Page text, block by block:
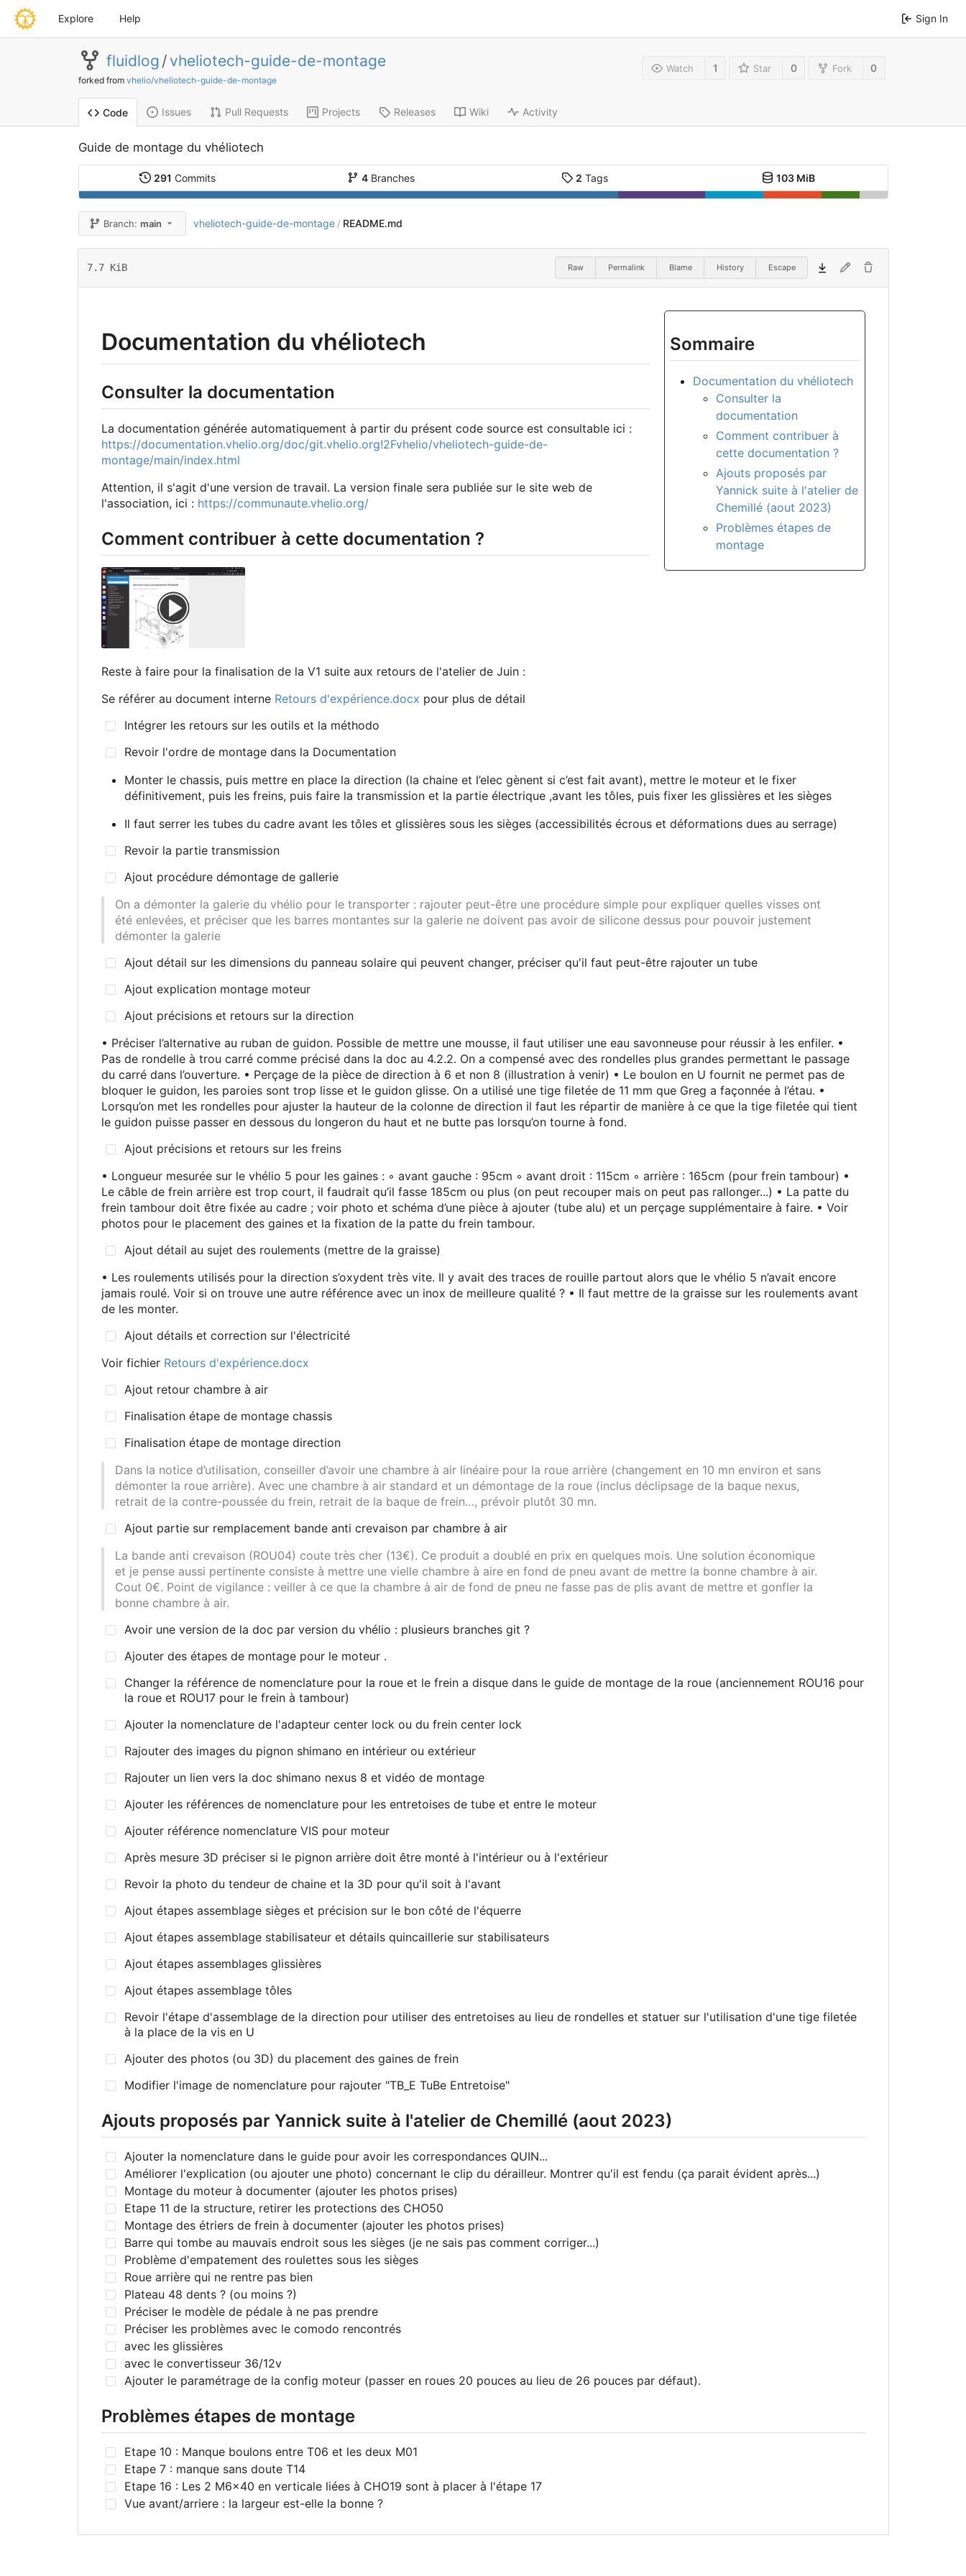
Explore Help Sign In
fluidlog / vheliotech-guide-de-montage
forked from vhelio/vheliotech-guide-de-montage
Watch 1 Star 0 Fork 0
Code Issues Pull Requests Projects Releases Wiki Activity
Guide de montage du vhéliotech
291 Commits 4 Branches 2 Tags 103 MiB
Branch:main vheliotech-guide-de-montage / README.md
7.7 KiB Raw Permalink Blame History Escape
Sommaire
Documentation du vhéliotech
Consulter la
documentation
Comment contribuer à
cette documentation ?
Ajouts proposés par
Yannick suite à l'atelier de
Chemillé (aout 2023)
Problèmes étapes de
montage
Documentation du vhéliotech
Consulter la documentation
La documentation générée automatiquement à partir du présent code source est consultable ici :
https://documentation.vhelio.org/doc/git.vhelio.org!2Fvhelio/vheliotech-guide-de-
montage/main/index.html
Attention, il s'agit d'une version de travail. La version finale sera publiée sur le site web de
l'association, ici : https://communaute.vhelio.org/
Comment contribuer à cette documentation ?
Reste à faire pour la finalisation de la V1 suite aux retours de l'atelier de Juin :
Se référer au document interne Retours d'expérience.docx pour plus de détail
Intégrer les retours sur les outils et la méthodo
Revoir l'ordre de montage dans la Documentation
Monter le chassis, puis mettre en place la direction (la chaine et l’elec gènent si c’est fait avant), mettre le moteur et le fixer
définitivement, puis les freins, puis faire la transmission et la partie électrique ,avant les tôles, puis fixer les glissières et les sièges
Il faut serrer les tubes du cadre avant les tôles et glissières sous les sièges (accessibilités écrous et déformations dues au serrage)
Revoir la partie transmission
Ajout procédure démontage de gallerie
On a démonter la galerie du vhélio pour le transporter : rajouter peut-être une procédure simple pour expliquer quelles visses ont
été enlevées, et préciser que les barres montantes sur la galerie ne doivent pas avoir de silicone dessus pour pouvoir justement
démonter la galerie
Ajout détail sur les dimensions du panneau solaire qui peuvent changer, préciser qu'il faut peut-être rajouter un tube
Ajout explication montage moteur
Ajout précisions et retours sur la direction
• Préciser l’alternative au ruban de guidon. Possible de mettre une mousse, il faut utiliser une eau savonneuse pour réussir à les enfiler. •
Pas de rondelle à trou carré comme précisé dans la doc au 4.2.2. On a compensé avec des rondelles plus grandes permettant le passage
du carré dans l’ouverture. • Perçage de la pièce de direction à 6 et non 8 (illustration à venir) • Le boulon en U fournit ne permet pas de
bloquer le guidon, les paroies sont trop lisse et le guidon glisse. On a utilisé une tige filetée de 11 mm que Greg a façonnée à l’étau. •
Lorsqu’on met les rondelles pour ajuster la hauteur de la colonne de direction il faut les répartir de manière à ce que la tige filetée qui tient
le guidon puisse passer en dessous du longeron du haut et ne butte pas lorsqu’on tourne à fond.
Ajout précisions et retours sur les freins
• Longueur mesurée sur le vhélio 5 pour les gaines : ◦ avant gauche : 95cm ◦ avant droit : 115cm ◦ arrière : 165cm (pour frein tambour) •
Le câble de frein arrière est trop court, il faudrait qu’il fasse 185cm ou plus (on peut recouper mais on peut pas rallonger...) • La patte du
frein tambour doit être fixée au cadre ; voir photo et schéma d’une pièce à ajouter (tube alu) et un perçage supplémentaire à faire. • Voir
photos pour le placement des gaines et la fixation de la patte du frein tambour.
Ajout détail au sujet des roulements (mettre de la graisse)
• Les roulements utilisés pour la direction s’oxydent très vite. Il y avait des traces de rouille partout alors que le vhélio 5 n’avait encore
jamais roulé. Voir si on trouve une autre référence avec un inox de meilleure qualité ? • Il faut mettre de la graisse sur les roulements avant
de les monter.
Ajout détails et correction sur l'électricité
Voir fichier Retours d'expérience.docx
Ajout retour chambre à air
Finalisation étape de montage chassis
Finalisation étape de montage direction
Dans la notice d’utilisation, conseiller d’avoir une chambre à air linéaire pour la roue arrière (changement en 10 mn environ et sans
démonter la roue arrière). Avec une chambre à air standard et un démontage de la roue (inclus déclipsage de la baque nexus,
retrait de la contre-poussée du frein, retrait de la baque de frein…, prévoir plutôt 30 mn.
Ajout partie sur remplacement bande anti crevaison par chambre à air
La bande anti crevaison (ROU04) coute très cher (13€). Ce produit a doublé en prix en quelques mois. Une solution économique
et je pense aussi pertinente consiste à mettre une vielle chambre à aire en fond de pneu avant de mettre la bonne chambre à air.
Cout 0€. Point de vigilance : veiller à ce que la chambre à air de fond de pneu ne fasse pas de plis avant de mettre et gonfler la
bonne chambre à air.
Avoir une version de la doc par version du vhélio : plusieurs branches git ?
Ajouter des étapes de montage pour le moteur .
Changer la référence de nomenclature pour la roue et le frein a disque dans le guide de montage de la roue (anciennement ROU16 pour
la roue et ROU17 pour le frein à tambour)
Ajouter la nomenclature de l'adapteur center lock ou du frein center lock
Rajouter des images du pignon shimano en intérieur ou extérieur
Rajouter un lien vers la doc shimano nexus 8 et vidéo de montage
Ajouter les références de nomenclature pour les entretoises de tube et entre le moteur
Ajouter référence nomenclature VIS pour moteur
Après mesure 3D préciser si le pignon arrière doit être monté à l'intérieur ou à l'extérieur
Revoir la photo du tendeur de chaine et la 3D pour qu'il soit à l'avant
Ajout étapes assemblage sièges et précision sur le bon côté de l'équerre
Ajout étapes assemblage stabilisateur et détails quincaillerie sur stabilisateurs
Ajout étapes assemblages glissières
Ajout étapes assemblage tôles
Revoir l'étape d'assemblage de la direction pour utiliser des entretoises au lieu de rondelles et statuer sur l'utilisation d'une tige filetée
à la place de la vis en U
Ajouter des photos (ou 3D) du placement des gaines de frein
Modifier l'image de nomenclature pour rajouter "TB_E TuBe Entretoise"
Ajouts proposés par Yannick suite à l'atelier de Chemillé (aout 2023)
Ajouter la nomenclature dans le guide pour avoir les correspondances QUIN...
Améliorer l'explication (ou ajouter une photo) concernant le clip du dérailleur. Montrer qu'il est fendu (ça parait évident après...)
Montage du moteur à documenter (ajouter les photos prises)
Etape 11 de la structure, retirer les protections des CHO50
Montage des étriers de frein à documenter (ajouter les photos prises)
Barre qui tombe au mauvais endroit sous les sièges (je ne sais pas comment corriger...)
Problème d'empatement des roulettes sous les sièges
Roue arrière qui ne rentre pas bien
Plateau 48 dents ? (ou moins ?)
Préciser le modèle de pédale à ne pas prendre
Préciser les problèmes avec le comodo rencontrés
avec les glissières
avec le convertisseur 36/12v
Ajouter le paramétrage de la config moteur (passer en roues 20 pouces au lieu de 26 pouces par défaut).
Problèmes étapes de montage
Etape 10 : Manque boulons entre T06 et les deux M01
Etape 7 : manque sans doute T14
Etape 16 : Les 2 M6x40 en verticale liées à CHO19 sont à placer à l'étape 17
Vue avant/arriere : la largeur est-elle la bonne ?